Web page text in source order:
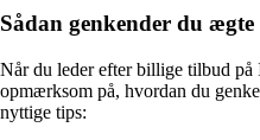
Sådan genkender du
Når du leder efter billige tilbud
opmærksom på, hvordan du
nyttige tips: